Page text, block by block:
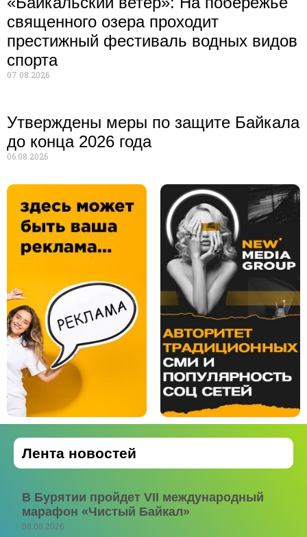
священного озера проходит
престижный фестиваль водных видов
спорта
07.08.2026
Утверждены меры по защите Байкала
до конца 2026 года
06.08.2026
Лента новостей
В Бурятии пройдет VII международный
марафон «Чистый Байкал»
08.08.2026